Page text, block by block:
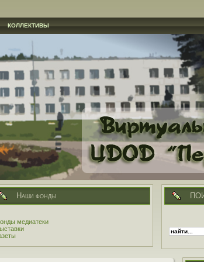
КОЛЛЕКТИВЫ
Наши фонды
медиатеки